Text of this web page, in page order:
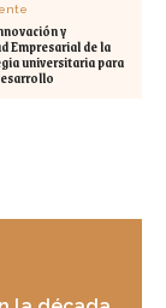
y
Empresarial de la
universitaria para